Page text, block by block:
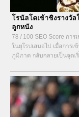
โรนัลโดเข้าชิงรางวั
ลูกหนัง
78 / 100 SEO Score กา
ในยุโรปเสมอไป เมื่อการ
ภูมิภาค กลับกลายเป็นจุดเ
เสียงที่ผ่านมา แต่เพราะ
เคลื่อนจากตะวันตกมาสู่ต